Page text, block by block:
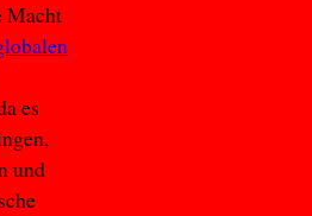
Macht
es
und